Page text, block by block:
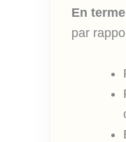
En
par